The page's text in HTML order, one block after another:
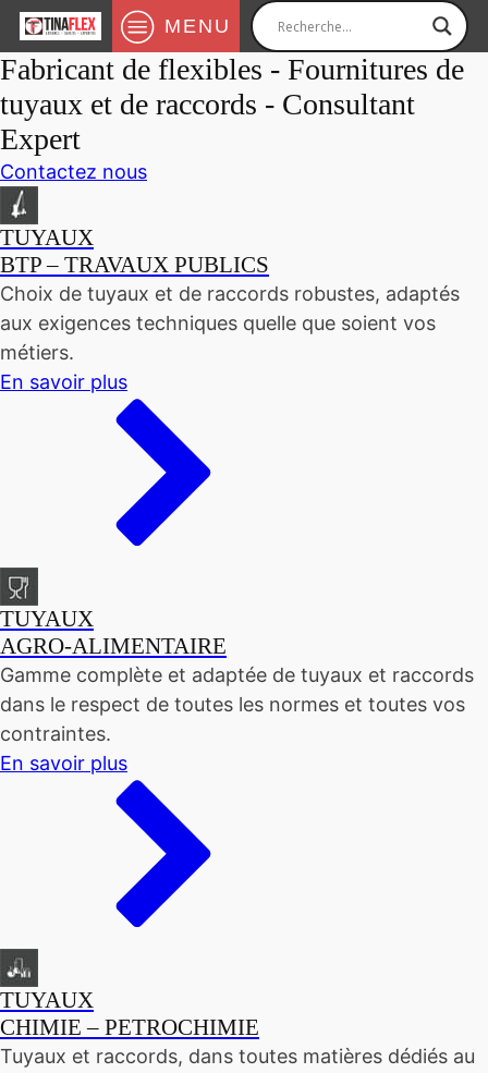
MENU
Fabricant de flexibles - Fournitures de
tuyaux et de raccords - Consultant
Expert
Contactez nous
TUYAUX
BTP – TRAVAUX PUBLICS
Choix de tuyaux et de raccords robustes, adaptés
aux exigences techniques quelle que soient vos
métiers.
En savoir plus
TUYAUX
AGRO-ALIMENTAIRE
Gamme complète et adaptée de tuyaux et raccords
dans le respect de toutes les normes et toutes vos
contraintes.
En savoir plus
TUYAUX
CHIMIE – PETROCHIMIE
Tuyaux et raccords, dans toutes matières dédiés au